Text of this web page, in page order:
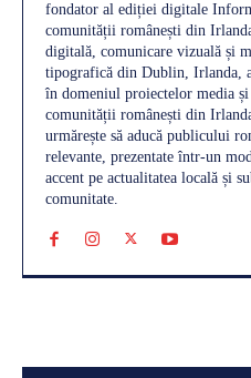
fondator al ediției digitale
comunității românești din
digitală, comunicare vizuală și
tipografică din Dublin, Irlanda,
în domeniul proiectelor media
comunității românești din
urmărește să aducă publicului
relevante, prezentate într-un
accent pe actualitatea locală și
comunitate.